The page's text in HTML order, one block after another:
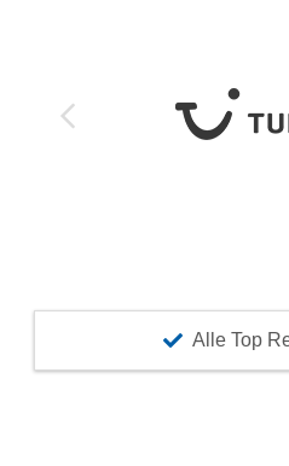
Alle Top